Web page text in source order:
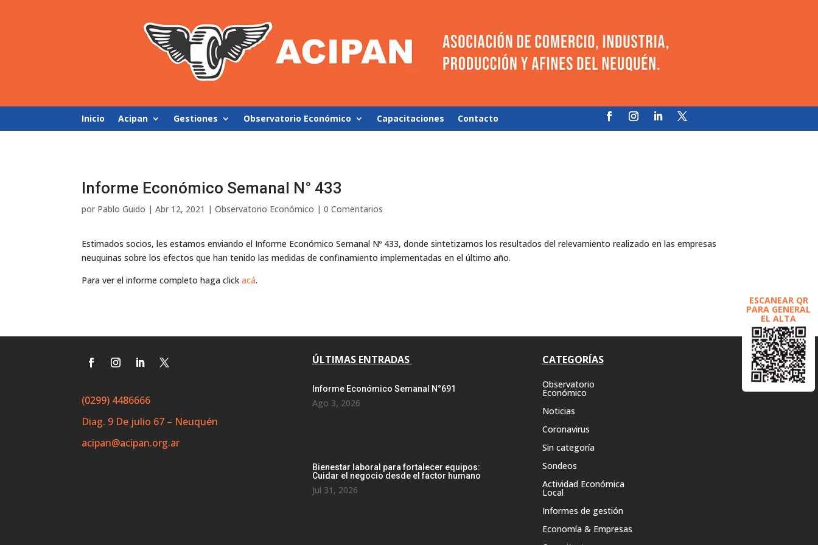
Inicio Acipan Gestiones Observatorio Económico Capacitaciones Contacto
ESCANEAR QR
PARA GENERAL
EL ALTA
Informe Económico Semanal N° 433
por Pablo Guido |Abr 12, 2021 |Observatorio Económico |0 Comentarios
Estimados socios, les estamos enviando el Informe Económico Semanal Nº 433, donde sintetizamos los resultados del relevamiento realizado en las empresas
neuquinas sobre los efectos que han tenido las medidas de confinamiento implementadas en el último año.
Para ver el informe completo haga clickacá.
(0299) 4486666
Diag. 9 De julio 67 – Neuquén
acipan@acipan.org.ar
ÚLTIMAS ENTRADAS
Informe Económico Semanal N°691
Ago 3, 2026
Bienestar laboral para fortalecer equipos:
Cuidar el negocio desde el factor humano
Jul 31, 2026
CATEGORÍAS
Observatorio
Económico
Noticias
Coronavirus
Sin categoría
Sondeos
Actividad Económica
Local
Informes de gestión
Economía & Empresas